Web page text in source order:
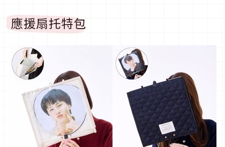
應援扇托特包